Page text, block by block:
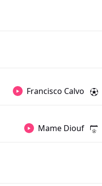
Francisco Calvo
Mame Diouf